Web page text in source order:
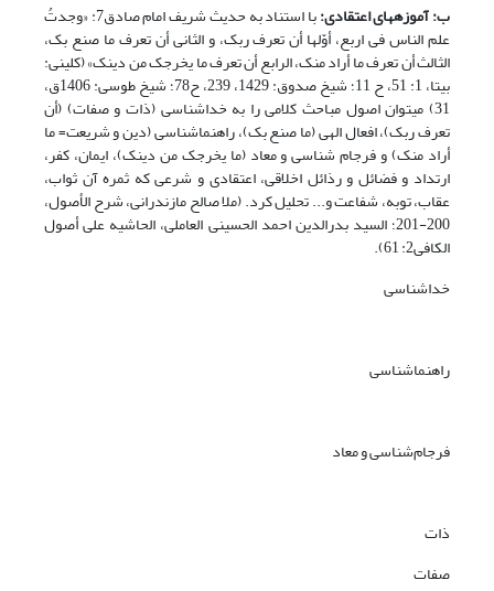
ب: آموزههای اعتقادی: با استناد به حدیث شریف امام صادق7: «وجدتُ
علم الناس فی اربع، أوّلها أن تعرف ربک، و الثانی أن تعرف ما صنع بک،
الثالث أن تعرف ما أراد منک، الرابع أن تعرف ما یخرجک من دینک» (کلینی:
بی‏تا، 1: 51، ح 11؛ شیخ صدوق: 1429، 239، ح78؛ شیخ طوسی: 1406ق،
31) می‎توان اصول مباحث کلامی را به خداشناسی (ذات و صفات) (أن
تعرف ربک)، افعال الهی (ما صنع بک)، راهنما‎شناسی (دین و شریعت= ما
أراد منک) و فرجام شناسی و معاد (ما یخرجک من دینک)، ایمان، کفر،
ارتداد و فضائل و رذائل اخلاقی، اعتقادی و شرعی که ثمره آن ثواب،
عقاب، توبه، شفاعت و... تحلیل کرد. (ملا صالح مازندرانی، شرح الأصول،
200-201؛ السید بدرالدین احمد الحسینی العاملی، الحاشیه علی أصول
الکافی2: 61).
خداشناسی
راهنماشناسی
فرجام‌شناسی و معاد
ذات
صفات